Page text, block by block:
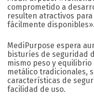
comprometido a
resulten atractivos
fácilmente disponibles».
MediPurpose espera
bisturíes de seguridad
mismo peso y
metálico tradicionales,
características de
facilidad de uso.